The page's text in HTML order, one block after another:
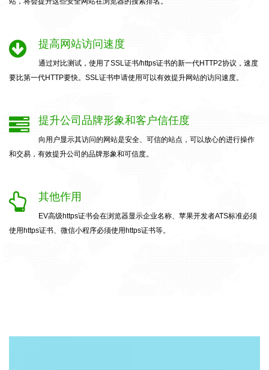
提高网站访问速度
通过对比测试，使用了SSL证书/https证书的新一代HTTP2协议，速度
要比第一代HTTP要快。SSL证书申请使用可以有效提升网站的访问速度。
提升公司品牌形象和客户信任度
向用户显示其访问的网站是安全、可信的站点，可以放心的进行操作
和交易，有效提升公司的品牌形象和可信度。
其他作用
EV高级https证书会在浏览器显示企业名称、苹果开发者ATS标准必须
使用https证书、微信小程序必须使用https证书等。